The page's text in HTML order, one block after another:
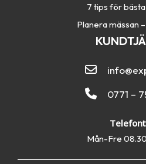
7 tips för
Planera mässan
0771 –
Mån-Fre